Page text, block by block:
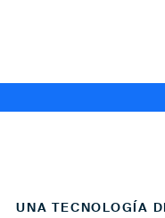
UNA TECNOLOGÍA